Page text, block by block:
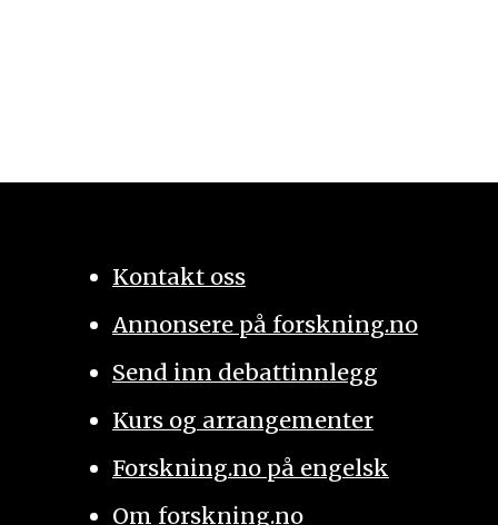
Kontakt oss
Annonsere på forskning.no
Send inn debattinnlegg
Kurs og arrangementer
Forskning.no på engelsk
Om forskning.no